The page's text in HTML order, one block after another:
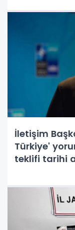
İletişim
Türkiye'
teklifi tarihi